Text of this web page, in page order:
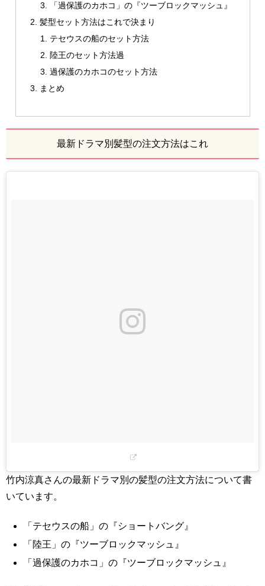
「過保護のカホコ」の『ツーブロックマッシュ』
髪型セット方法はこれで決まり
テセウスの船のセット方法
陸王のセット方法過
過保護のカホコのセット方法
まとめ
最新ドラマ別髪型の注文方法はこれ
竹内涼真さんの最新ドラマ別の髪型の注文方法について書
いています。
「テセウスの船」の『ショートバング』
「陸王」の『ツーブロックマッシュ』
「過保護のカホコ」の『ツーブロックマッシュ』